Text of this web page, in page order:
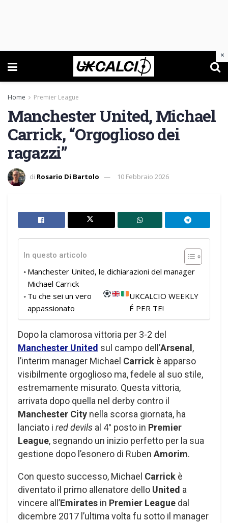
Home Premier League
Manchester United, Michael
Carrick, “Orgoglioso dei
ragazzi”
di Rosario Di Bartolo 10 Febbraio 2026
In questo articolo
Manchester United, le dichiarazioni del manager
Michael Carrick
Tu che sei un vero
appassionato
UKCALCIO WEEKLY
É PER TE!
Dopo la clamorosa vittoria per 3-2 del
Manchester United sul campo dell’Arsenal,
l’interim manager Michael Carrick è apparso
visibilmente orgoglioso ma, fedele al suo stile,
estremamente misurato. Questa vittoria,
arrivata dopo quella nel derby contro il
Manchester City nella scorsa giornata, ha
lanciato i red devils al 4° posto in Premier
League, segnando un inizio perfetto per la sua
gestione dopo l’esonero di Ruben Amorim.
Con questo successo, Michael Carrick è
diventato il primo allenatore dello United a
vincere all’Emirates in Premier League dal
dicembre 2017 l’ultima volta fu sotto il manager
×